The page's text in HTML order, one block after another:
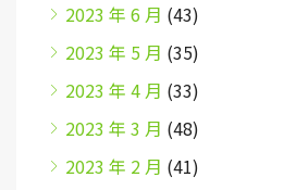
2023 年 6 月 (43)
2023 年 5 月 (35)
2023 年 4 月 (33)
2023 年 3 月 (48)
2023 年 2 月 (41)